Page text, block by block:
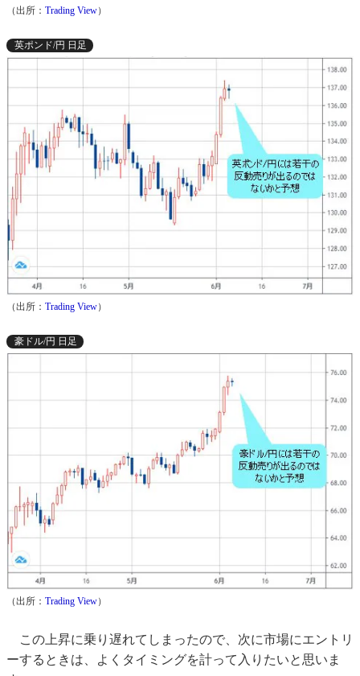
（出所： Trading View）
英ポンド/円 日足
（出所： Trading View）
豪ドル/円 日足
（出所： Trading View）
この上昇に乗り遅れてしまったので、次に市場にエントリ
ーするときは、よくタイミングを計って入りたいと思いま